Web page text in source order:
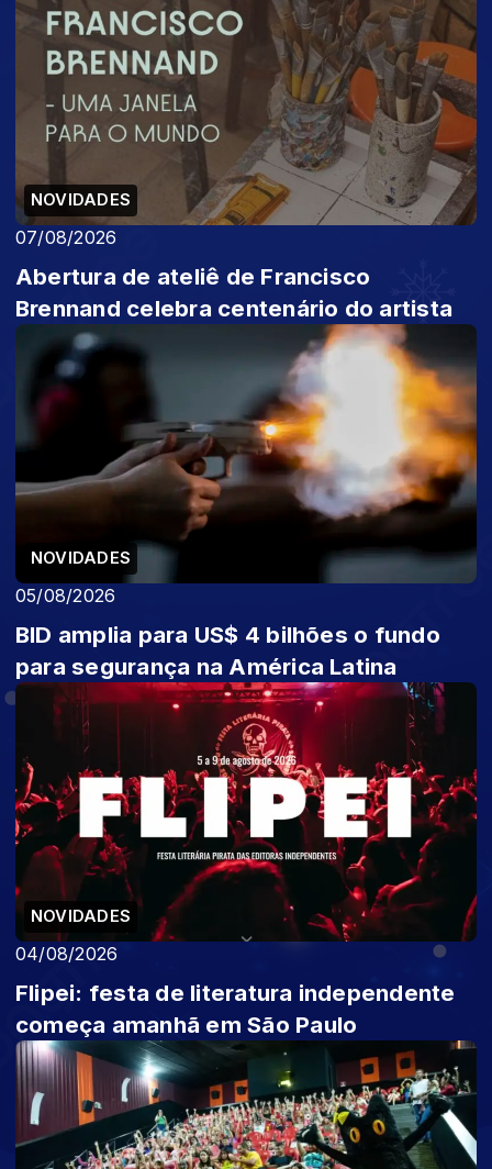
NOVIDADES
07/08/2026
Abertura de ateliê de Francisco
Brennand celebra centenário do artista
NOVIDADES
05/08/2026
BID amplia para US$ 4 bilhões o fundo
para segurança na América Latina
NOVIDADES
04/08/2026
Flipei: festa de literatura independente
começa amanhã em São Paulo